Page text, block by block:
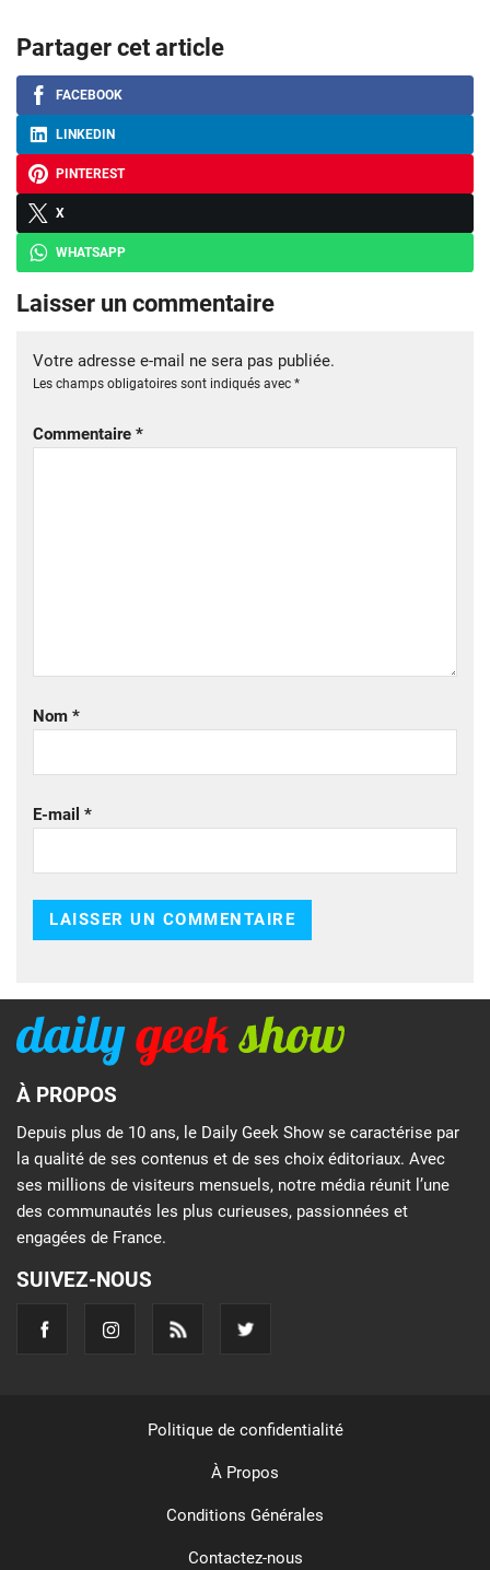
Partager cet article
FACEBOOK
LINKEDIN
PINTEREST
X
WHATSAPP
Laisser un commentaire
Votre adresse e-mail ne sera pas publiée.
Les champs obligatoires sont indiqués avec *
Commentaire *
Nom *
E-mail *
À PROPOS
Depuis plus de 10 ans, le Daily Geek Show se caractérise par
la qualité de ses contenus et de ses choix éditoriaux. Avec
ses millions de visiteurs mensuels, notre média réunit l’une
des communautés les plus curieuses, passionnées et
engagées de France.
SUIVEZ-NOUS
Politique de confidentialité
À Propos
Conditions Générales
Contactez-nous